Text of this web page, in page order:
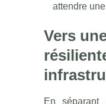
attendre
Vers
En